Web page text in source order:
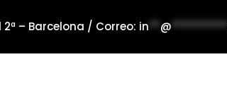
– Barcelona / Correo: in**@**********